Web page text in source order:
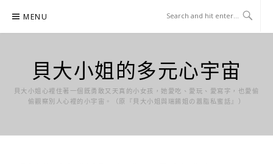
content
MENU
貝大小姐的多元心宇宙
貝大小姐心裡住著一個既勇敢又天真的小女孩，她愛吃、愛玩、愛寫字，也愛偷
偷觀察別人心裡的小宇宙。（原『貝大小姐與瑞餚姐の囂脂私蜜話』）